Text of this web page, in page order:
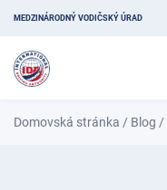
MEDZINÁRODNÝ VODIČSKÝ ÚRAD
Domovská stránka / Blog /